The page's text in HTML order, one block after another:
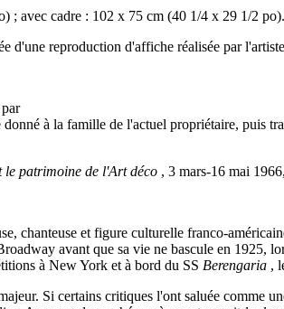
; avec cadre : 102 x 75 cm (40 1/4 x 29 1/2 po).
d'une reproduction d'affiche réalisée par
à la famille de l'actuel propriétaire, puis
le patrimoine de l'Art déco , 3 mars-16 mai
chanteuse et figure culturelle franco-
avant que sa vie ne bascule en 1925,
à New York et à bord du SS Berengaria ,
Si certains critiques l'ont saluée comme